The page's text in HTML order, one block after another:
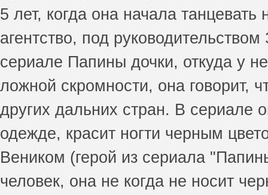
5 лет, когда она начала
агентство, под
сериале Папины дочки, откуда у
ложной скромности, она говорит,
других дальних стран. В сериале
одежде, красит ногти черным
Веником (герой из сериала
человек, она не когда не носит